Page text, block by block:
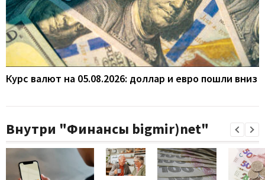
Курс валют на 05.08.2026: доллар и евро пошли вниз
Внутри "Финансы bigmir)net"